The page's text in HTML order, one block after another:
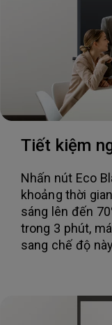
Tiết kiệm
Nhấn nút Eco
khoảng thời
sáng lên đến
trong 3 phút,
sang chế độ